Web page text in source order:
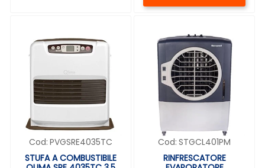
Cod: PVGSRE4035TC
STUFA A COMBUSTIBILE
Cod: STGCL401PM
RINFRESCATORE